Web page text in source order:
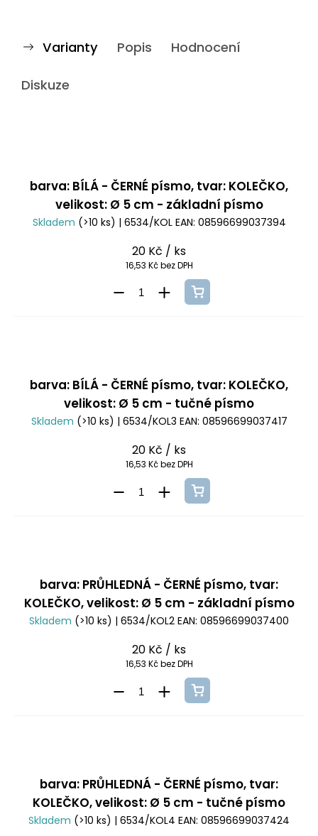
Varianty Popis Hodnocení
Diskuze
barva: BÍLÁ - ČERNÉ písmo, tvar: KOLEČKO,
velikost: Ø 5 cm - základní písmo
Skladem (>10 ks) | 6534/KOL EAN: 08596699037394
20 Kč / ks
16,53 Kč bez DPH
barva: BÍLÁ - ČERNÉ písmo, tvar: KOLEČKO,
velikost: Ø 5 cm - tučné písmo
Skladem (>10 ks) | 6534/KOL3 EAN: 08596699037417
20 Kč / ks
16,53 Kč bez DPH
barva: PRŮHLEDNÁ - ČERNÉ písmo, tvar:
KOLEČKO, velikost: Ø 5 cm - základní písmo
Skladem (>10 ks) | 6534/KOL2 EAN: 08596699037400
20 Kč / ks
16,53 Kč bez DPH
barva: PRŮHLEDNÁ - ČERNÉ písmo, tvar:
KOLEČKO, velikost: Ø 5 cm - tučné písmo
Skladem (>10 ks) | 6534/KOL4 EAN: 08596699037424